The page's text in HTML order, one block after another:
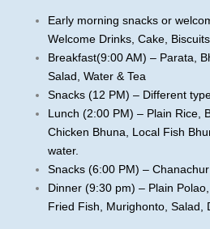
Early morning snacks or
Welcome Drinks, Cake,
Breakfast(9:00 AM) – Parata,
Salad, Water & Tea
Snacks (12 PM) – Different
Lunch (2:00 PM) – Plain Rice,
Chicken Bhuna, Local Fish
water.
Snacks (6:00 PM) –
Dinner (9:30 pm) – Plain
Fried Fish, Murighonto, Salad,